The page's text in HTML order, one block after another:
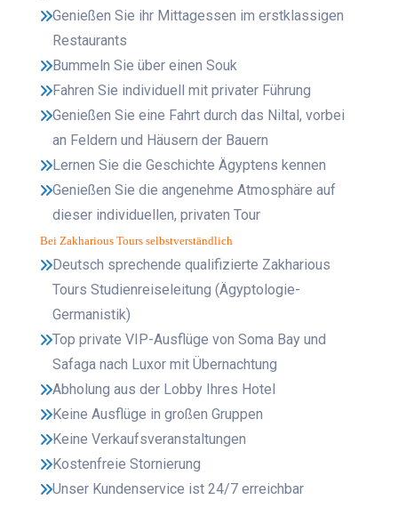
Genießen Sie ihr Mittagessen im erstklassigen
Restaurants
Bummeln Sie über einen Souk
Fahren Sie individuell mit privater Führung
Genießen Sie eine Fahrt durch das Niltal, vorbei
an Feldern und Häusern der Bauern
Lernen Sie die Geschichte Ägyptens kennen
Genießen Sie die angenehme Atmosphäre auf
dieser individuellen, privaten Tour
Bei Zakharious Tours selbstverständlich
Deutsch sprechende qualifizierte Zakharious
Tours Studienreiseleitung (Ägyptologie-
Germanistik)
Top private VIP-Ausflüge von Soma Bay und
Safaga nach Luxor mit Übernachtung
Abholung aus der Lobby Ihres Hotel
Keine Ausflüge in großen Gruppen
Keine Verkaufsveranstaltungen
Kostenfreie Stornierung
Unser Kundenservice ist 24/7 erreichbar